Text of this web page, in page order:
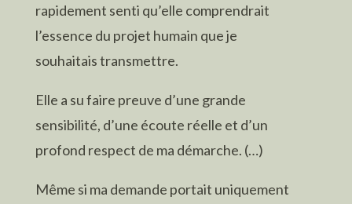
rapidement senti qu’elle comprendrait
l’essence du projet humain que je
souhaitais transmettre.
Elle a su faire preuve d’une grande
sensibilité, d’une écoute réelle et d’un
profond respect de ma démarche. (…)
Même si ma demande portait uniquement